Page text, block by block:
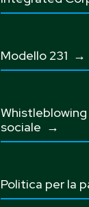
Modello 231 →
sociale →
Politica per la